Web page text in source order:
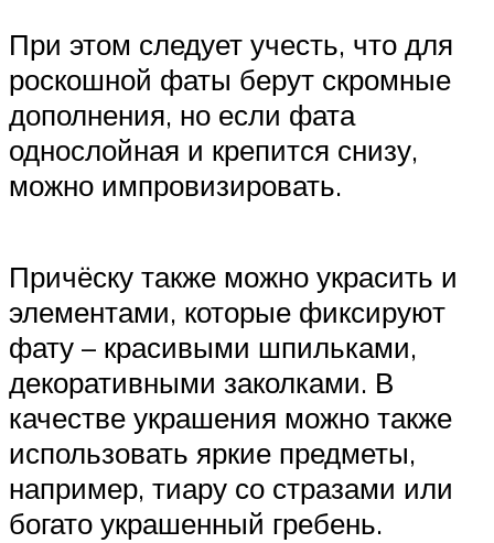
При этом следует учесть, что для
роскошной фаты берут скромные
дополнения, но если фата
однослойная и крепится снизу,
можно импровизировать.
Причёску также можно украсить и
элементами, которые фиксируют
фату – красивыми шпильками,
декоративными заколками. В
качестве украшения можно также
использовать яркие предметы,
например, тиару со стразами или
богато украшенный гребень.